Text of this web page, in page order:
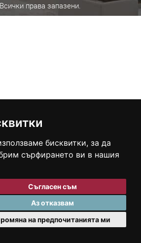
бисквитки, за да
сърфирането ви в нашия
Съгласен съм
Аз отказвам
на предпочитанията ми
права запазени.